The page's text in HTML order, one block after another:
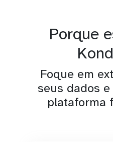
Porque
Foque em
seus dados
plataforma